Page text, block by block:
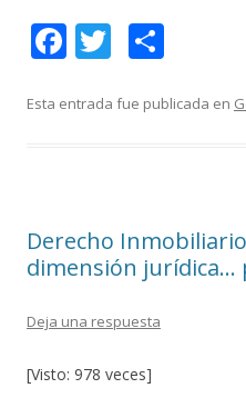
F
e
k
T
itt m
r
Esta entrada fue publicada en
Derecho
dimensión jurídica…
Deja una respuesta
[Visto: 978 veces]